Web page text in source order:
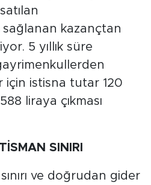
kazançtan
5 yıllık süre
için istisna tutar 120
liraya çıkması
SINIRI
ve doğrudan gider